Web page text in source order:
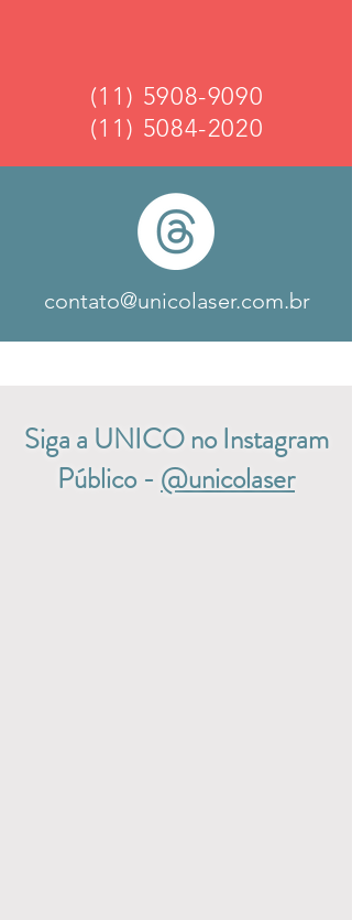
(11) 5908-9090
(11) 5084-2020
contato@unicolaser.com.br
Siga a UNICO no Instagram
Público - @unicolaser